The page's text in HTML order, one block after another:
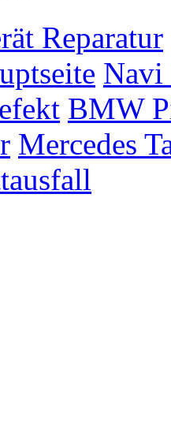
Reparatur
Navi
BMW
Mercedes